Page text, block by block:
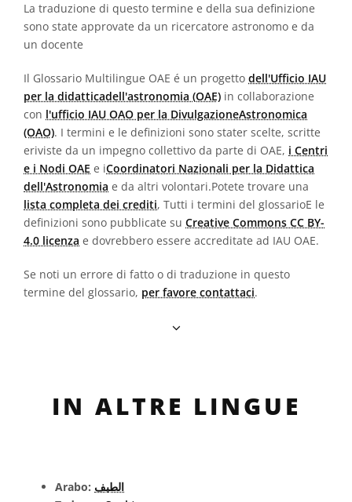
La traduzione di questo termine e della sua definizione
sono state approvate da un ricercatore astronomo e da
un docente
Il Glossario Multilingue OAE é un progetto dell'Ufficio IAU
per la didatticadell'astronomia (OAE) in collaborazione
con l'ufficio IAU OAO per la DivulgazioneAstronomica
(OAO). I termini e le definizioni sono stater scelte, scritte
eriviste da un impegno collettivo da parte di OAE, i Centri
e i Nodi OAE e iCoordinatori Nazionali per la Didattica
dell'Astronomia e da altri volontari.Potete trovare una
lista completa dei crediti, Tutti i termini del glossarioE le
definizioni sono pubblicate su Creative Commons CC BY-
4.0 licenza e dovrebbero essere accreditate ad IAU OAE.
Se noti un errore di fatto o di traduzione in questo
termine del glossario, per favore contattaci.
IN ALTRE LINGUE
Arabo: الطيف